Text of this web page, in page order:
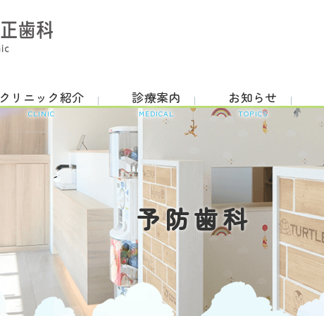
クリニック紹介
CLINIC
診療案内
MEDICAL
お知らせ
TOPICS
予防歯科